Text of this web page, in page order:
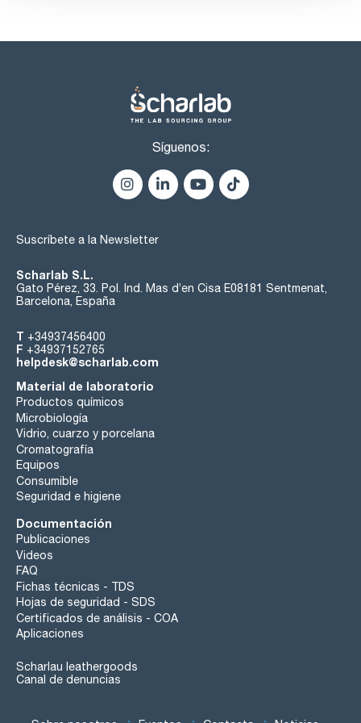
- Llave de paso lateral para vaciar la bandeja de limpieza a
través del desagüe de la parte trasera del equipo (a partir
del modelo Easy 60 H)
un máximo de 3 años desde la fecha de producción
- Manual de instrucciones
Síguenos:
Suscríbete a la Newsletter
Scharlab S.L.
Gato Pérez, 33. Pol. Ind. Mas d’en Cisa E08181 Sentmenat,
Barcelona, España
T +34937456400
F +34937152765
helpdesk@scharlab.com
Material de laboratorio
Productos químicos
Microbiología
Vidrio, cuarzo y porcelana
Cromatografía
Equipos
Consumible
Seguridad e higiene
Documentación
Publicaciones
Videos
FAQ
Fichas técnicas - TDS
Hojas de seguridad - SDS
Certificados de análisis - COA
Aplicaciones
Scharlau leathergoods
Canal de denuncias